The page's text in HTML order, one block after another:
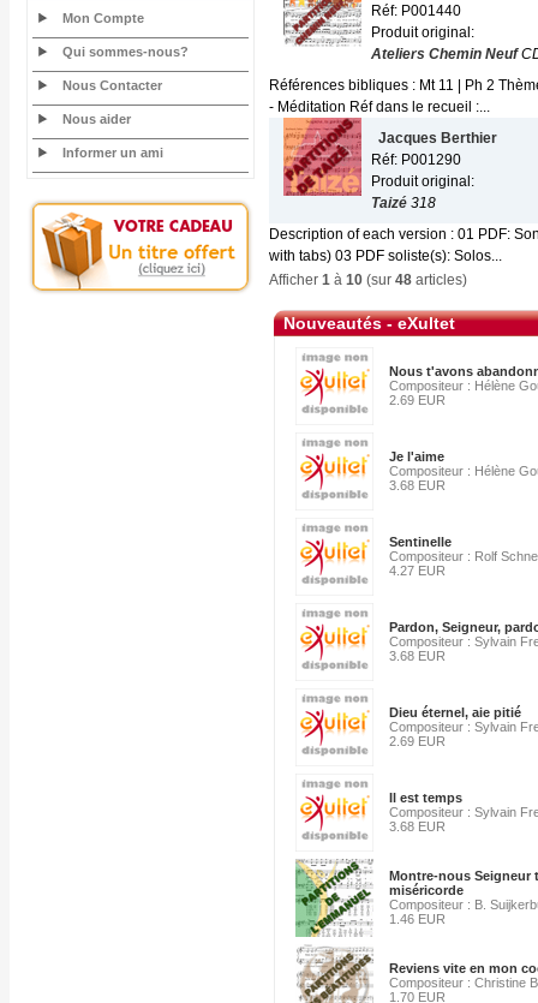
Mon Compte
Qui sommes-nous?
Nous Contacter
Nous aider
Informer un ami
Réf: P001440
Produit original:
Ateliers Chemin Neuf
Références bibliques : Mt 11 | Ph 2
- Méditation Réf dans le recueil :...
Jacques Berthier
Réf: P001290
Produit original:
Taizé 318
Description of each version : 01 PDF:
with tabs) 03 PDF soliste(s): Solos...
Afficher 1 à 10 (sur 48 articles)
Nouveautés - eXultet
Nous t'avons
Compositeur : Hélène
2.69 EUR
Je l'aime
Compositeur : Hélène
3.68 EUR
Sentinelle
Compositeur : Rolf
4.27 EUR
Pardon, Seigneur,
Compositeur : Sylvain
3.68 EUR
Dieu éternel, aie pitié
Compositeur : Sylvain
2.69 EUR
Il est temps
Compositeur : Sylvain
3.68 EUR
Montre-nous Seigneur
miséricorde
Compositeur : B.
1.46 EUR
Reviens vite en mon
Compositeur : Christine
1.70 EUR